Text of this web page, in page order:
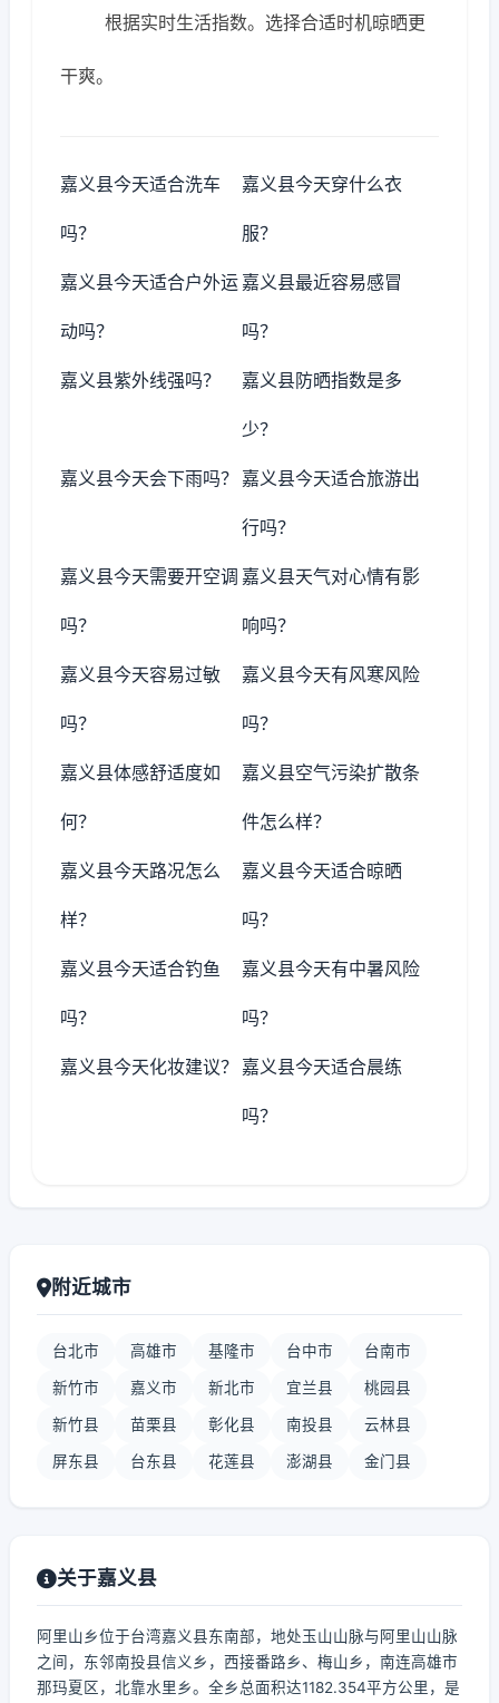
根据实时生活指数。选择合适时机晾晒更
干爽。
嘉义县今天适合洗车
吗？
嘉义县今天穿什么衣
服？
嘉义县今天适合户外运
动吗？
嘉义县最近容易感冒
吗？
嘉义县紫外线强吗？ 嘉义县防晒指数是多
少？
嘉义县今天会下雨吗？ 嘉义县今天适合旅游出
行吗？
嘉义县今天需要开空调
吗？
嘉义县天气对心情有影
响吗？
嘉义县今天容易过敏
吗？
嘉义县今天有风寒风险
吗？
嘉义县体感舒适度如
何？
嘉义县空气污染扩散条
件怎么样？
嘉义县今天路况怎么
样？
嘉义县今天适合晾晒
吗？
嘉义县今天适合钓鱼
吗？
嘉义县今天有中暑风险
吗？
嘉义县今天化妆建议？ 嘉义县今天适合晨练
吗？
附近城市
台北市 高雄市 基隆市 台中市 台南市
新竹市 嘉义市 新北市 宜兰县 桃园县
新竹县 苗栗县 彰化县 南投县 云林县
屏东县 台东县 花莲县 澎湖县 金门县
关于嘉义县
阿里山乡位于台湾嘉义县东南部，地处玉山山脉与阿里山山脉
之间，东邻南投县信义乡，西接番路乡、梅山乡，南连高雄市
那玛夏区，北靠水里乡。全乡总面积达1182.354平方公里，是